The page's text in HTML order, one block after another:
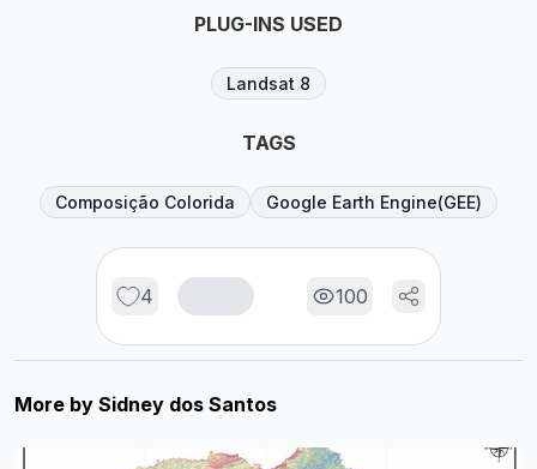
PLUG-INS USED
Landsat 8
TAGS
Composição Colorida Google Earth Engine(GEE)
4 100
More by Sidney dos Santos